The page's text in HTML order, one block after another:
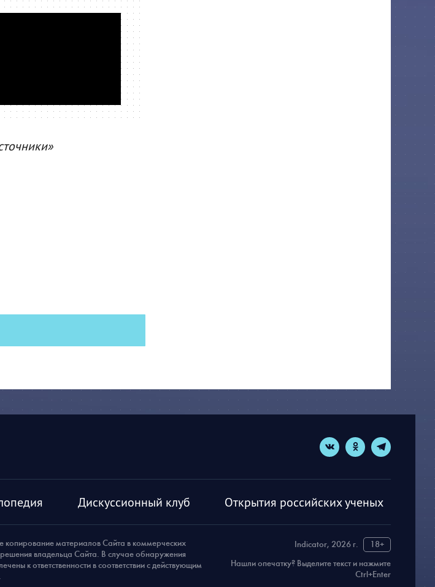
Дискуссионный клуб Открытия российских ученых
Indicator, 2026 г.
18+
Нашли опечатку? Выделите текст и нажмите
Ctrl+Enter
материалов Сайта в коммерческих
владельца Сайта. В случае обнаружения
к ответственности в соответствии с действующим